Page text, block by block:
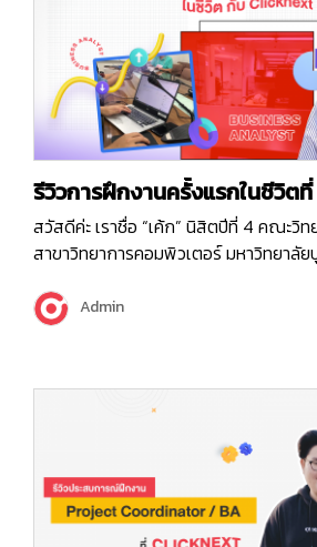
รีวิวการฝึกงานครั้งแรกในชีวิต
สวัสดีค่ะ เราชื่อ “เค้ก” นิสิตปีที่ 4 คณะวิท
สาขาวิทยาการคอมพิวเตอร์ มหาวิทยาลัย
ทุกคนได้รู้จักตำแหน่ง “Business
ว่า “BA” มากขึ้นจากการรีวิวการฝึกงานค
Admin